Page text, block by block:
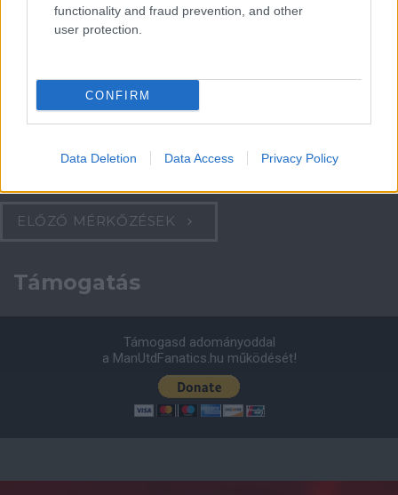
functionality and fraud prevention, and other
user protection.
CONFIRM
Data Deletion Data Access Privacy Policy
Felkészülési szezon 4. mérkőzés
Nya Ullevi, Göteborg
0 nap 0 óra 8 perc 0 másodperc
ELŐZŐ MÉRKŐZÉSEK
Támogatás
Támogasd adományoddal
a ManUtdFanatics.hu működését!